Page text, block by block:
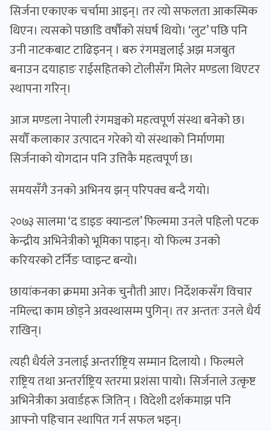
सिर्जना एकाएक चर्चामा आइन्। तर त्यो सफलता आकस्मिक
थिएन। त्यसको पछाडि वर्षौंको संघर्ष थियो। ‘लुट’ पछि पनि
उनी नाटकबाट टाढिइनन् । बरु रंगमञ्चलाई अझ मजबुत
बनाउन दयाहाङ राईसहितको टोलीसँग मिलेर मण्डला थिएटर
स्थापना गरिन्।
आज मण्डला नेपाली रंगमञ्चको महत्वपूर्ण संस्था बनेको छ।
सयौँ कलाकार उत्पादन गरेको यो संस्थाको निर्माणमा
सिर्जनाको योगदान पनि उत्तिकै महत्वपूर्ण छ।
समयसँगै उनको अभिनय झन् परिपक्व बन्दै गयो।
२०७३ सालमा ‘द डाइङ क्यान्डल’ फिल्ममा उनले पहिलो पटक
केन्द्रीय अभिनेत्रीको भूमिका पाइन्। यो फिल्म उनको
करियरको टर्निङ प्वाइन्ट बन्यो।
छायांकनका क्रममा अनेक चुनौती आए। निर्देशकसँग विचार
नमिल्दा काम छोड्ने अवस्थासम्म पुगिन्। तर अन्ततः उनले धैर्य
राखिन्।
त्यही धैर्यले उनलाई अन्तर्राष्ट्रिय सम्मान दिलायो । फिल्मले
राष्ट्रिय तथा अन्तर्राष्ट्रिय स्तरमा प्रशंसा पायो। सिर्जनाले उत्कृष्ट
अभिनेत्रीका अवार्डहरू जितिन् । विदेशी दर्शकमाझ पनि
आफ्नो पहिचान स्थापित गर्न सफल भइन्।